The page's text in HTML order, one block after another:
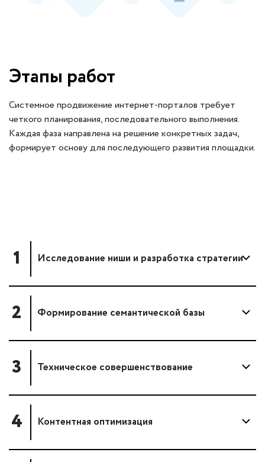
Этапы работ
Системное продвижение интернет-порталов требует
четкого планирования, последовательного выполнения.
Каждая фаза направлена на решение конкретных задач,
формирует основу для последующего развития площадки.
1 Исследование ниши и разработка стратегии
2 Формирование семантической базы
3 Техническое совершенствование
4 Контентная оптимизация